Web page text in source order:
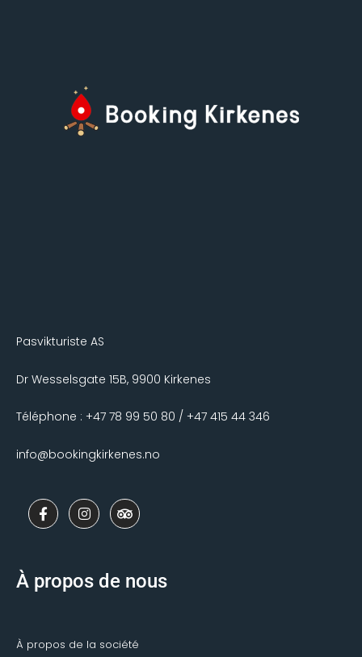
Pasvikturiste AS
Dr Wesselsgate 15B, 9900 Kirkenes
Téléphone : +47 78 99 50 80 / +47 415 44 346
info@bookingkirkenes.no
F
a
c
o
o
I
n
s
g
r
T
r
i
d
v
r
À propos de nous
À propos de la société